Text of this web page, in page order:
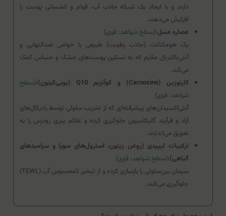
دارند و با ایجاد یک شبکه جاذب آب، قوام و کشسانی پوست را
افزایش می‌دهند.
عصاره عسل:(سطح شواهد: قوی)
یک هومکتانت (جاذب رطوبت) طبیعی با خواص ضدالتهابی و
آنتی‌باکتریال ملایم که به تسکین پوست‌های خشک و حساس کمک
می‌کند.
کارنوزین (Carnosine) و کوآنزیم Q10 (یوبی‌کینون):
(سطح
شواهد: قوی)
آنتی‌اکسیدان‌های پیشرفته‌ای که از تخریب سلولی توسط رادیکال‌های
آزاد و فرآیند گلیکاسیون جلوگیری کرده و علائم پیری زودرس را به
تعویق می‌اندازند.
ترکیبات لیپیدی (روغن زیتون، استرول‌های سویا و سرامیدهای
گیاهی):(سطح شواهد: قوی)
سیمان بین‌سلولی را بازسازی کرده و از تبخیر نامحسوس آب (TEWL)
جلوگیری می‌کنند.